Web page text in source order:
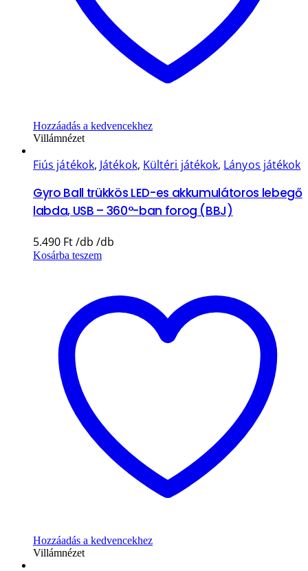
Hozzáadás a kedvencekhez
Villámnézet
Fiús játékok, Játékok, Kültéri játékok, Lányos játékok
Gyro Ball trükkös LED-es akkumulátoros lebegő
labda, USB – 360°-ban forog (BBJ)
5.490 Ft
Kosárba teszem
Hozzáadás a kedvencekhez
Villámnézet